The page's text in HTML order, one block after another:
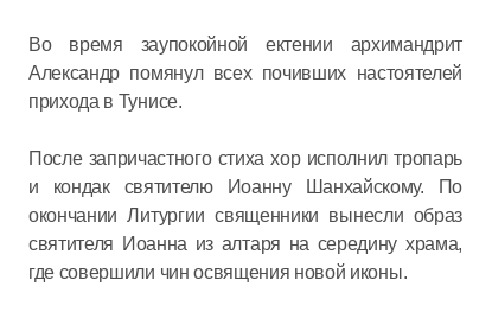
Во время заупокойной ектении архимандрит
Александр помянул всех почивших настоятелей
прихода в Тунисе.
После запричастного стиха хор исполнил тропарь
и кондак святителю Иоанну Шанхайскому. По
окончании Литургии священники вынесли образ
святителя Иоанна из алтаря на середину храма,
где совершили чин освящения новой иконы.